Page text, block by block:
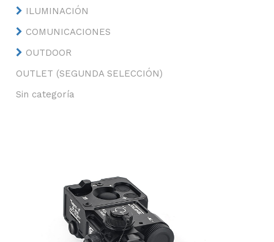
ILUMINACIÓN
COMUNICACIONES
OUTDOOR
OUTLET (SEGUNDA SELECCIÓN)
Sin categoría